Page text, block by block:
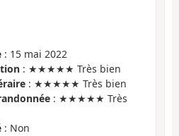
: 15 mai 2022
: ★★★★★ Très bien
: ★★★★★ Très bien
: ★★★★★ Très
: Non